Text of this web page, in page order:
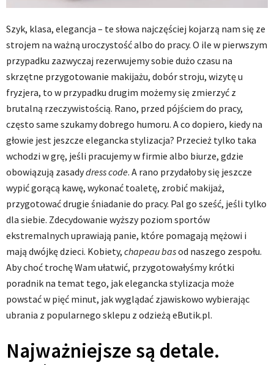
Szyk, klasa, elegancja – te słowa najczęściej kojarzą nam się ze
strojem na ważną uroczystość albo do pracy. O ile w pierwszym
przypadku zazwyczaj rezerwujemy sobie dużo czasu na
skrzętne przygotowanie makijażu, dobór stroju, wizytę u
fryzjera, to w przypadku drugim możemy się zmierzyć z
brutalną rzeczywistością. Rano, przed pójściem do pracy,
często same szukamy dobrego humoru. A co dopiero, kiedy na
głowie jest jeszcze elegancka stylizacja? Przecież tylko taka
wchodzi w grę, jeśli pracujemy w firmie albo biurze, gdzie
obowiązują zasadydresscode. A rano przydałoby się jeszcze
wypić gorącą kawę, wykonać toaletę, zrobić makijaż,
przygotować drugie śniadanie do pracy. Pal go sześć, jeśli tylko
dla siebie. Zdecydowanie wyższy poziom sportów
ekstremalnych uprawiają panie, które pomagają mężowi i
mają dwójkę dzieci. Kobiety, chapeaubasod naszego zespołu.
Aby choć trochę Wam ułatwić, przygotowałyśmy krótki
poradnik na temat tego, jak elegancka stylizacja może
powstać w pięć minut, jak wyglądać zjawiskowo wybierając
ubrania z popularnego sklepu z odzieżą eButik.pl.
Najważniejsze są detale.